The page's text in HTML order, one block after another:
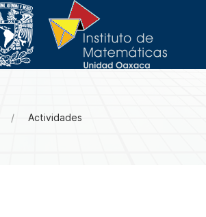
Actividades